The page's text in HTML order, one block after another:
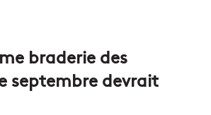
braderie des
septembre devrait